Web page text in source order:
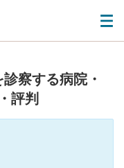
察する病院・
評判